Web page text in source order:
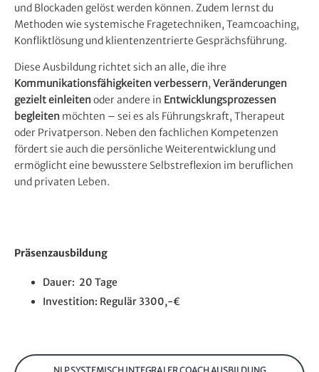
und Blockaden gelöst werden können. Zudem lernst du
Methoden wie systemische Fragetechniken, Teamcoaching,
Konfliktlösung und klientenzentrierte Gesprächsführung.
Diese Ausbildung richtet sich an alle, die ihre
Kommunikationsfähigkeiten verbessern, Veränderungen
gezielt einleitenoder andere in Entwicklungsprozessen
begleiten möchten – sei es als Führungskraft, Therapeut
oder Privatperson. Neben den fachlichen Kompetenzen
fördert sie auch die persönliche Weiterentwicklung und
ermöglicht eine bewusstere Selbstreflexion im beruflichen
und privaten Leben.
Präsenzausbildung
Dauer: 20 Tage
Investition: Regulär 3300,-€